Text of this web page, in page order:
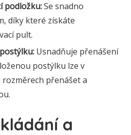
podložku:Se snadno
díky které získáte
pult.
Usnadňuje přenášení
postýlku lze v
přenášet a
a